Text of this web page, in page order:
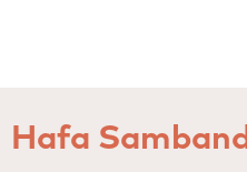
Hafa Samband